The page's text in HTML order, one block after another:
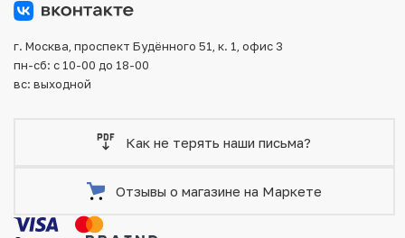
г. Москва, проспект Будённого 51, к. 1, офис 3
пн-сб: с 10-00 до 18-00
вс: выходной
Как не терять наши письма?
Отзывы о магазине на Маркете